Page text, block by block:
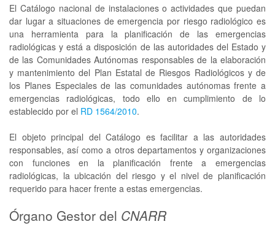
El Catálogo nacional de instalaciones o actividades que puedan
dar lugar a situaciones de emergencia por riesgo radiológico es
una herramienta para la planificación de las emergencias
radiológicas y está a disposición de las autoridades del Estado y
de las Comunidades Autónomas responsables de la elaboración
y mantenimiento del Plan Estatal de Riesgos Radiológicos y de
los Planes Especiales de las comunidades autónomas frente a
emergencias radiológicas, todo ello en cumplimiento de lo
establecido por el RD 1564/2010.
El objeto principal del Catálogo es facilitar a las autoridades
responsables, así como a otros departamentos y organizaciones
con funciones en la planificación frente a emergencias
radiológicas, la ubicación del riesgo y el nivel de planificación
requerido para hacer frente a estas emergencias.
Órgano Gestor del CNARR